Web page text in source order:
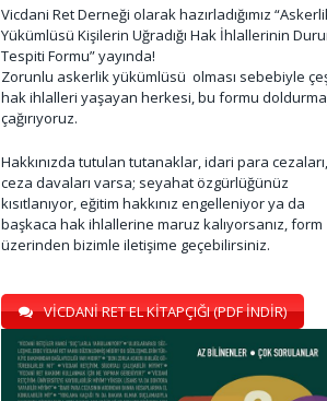
Vicdani Ret Derneği olarak hazırladığımız
Yükümlüsü Kişilerin Uğradığı Hak İhlallerinin
Tespiti Formu” yayında!
Zorunlu askerlik yükümlüsü olması sebebiyle
hak ihlalleri yaşayan herkesi, bu formu
çağırıyoruz.
Hakkınızda tutulan tutanaklar, idari para cezaları,
ceza davaları varsa; seyahat özgürlüğünüz
kısıtlanıyor, eğitim hakkınız engelleniyor ya da
başkaca hak ihlallerine maruz kalıyorsanız, form
üzerinden bizimle iletişime geçebilirsiniz.
VİCDANİ RET EL KİTAPÇIĞI (PDF İNDİR)